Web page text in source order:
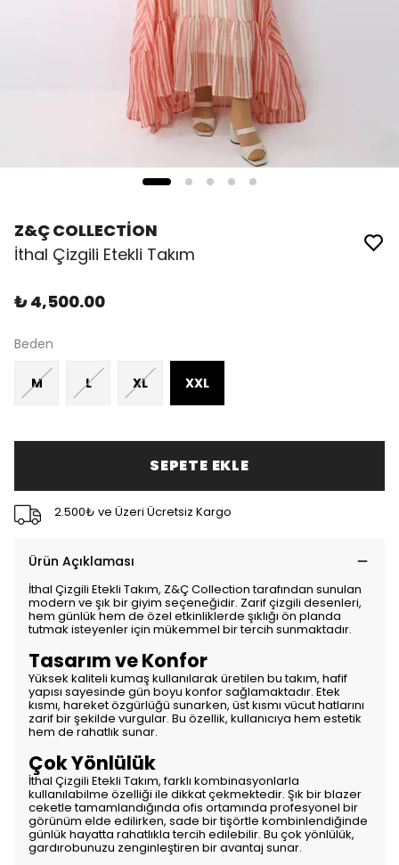
Z&Ç COLLECTİON
İthal Çizgili Etekli Takım
₺ 4,500.00
Beden
M L XL XXL
SEPETE EKLE
2.500₺ ve Üzeri Ücretsiz Kargo
Ürün Açıklaması
İthal Çizgili Etekli Takım, Z&Ç Collection tarafından sunulan
modern ve şık bir giyim seçeneğidir. Zarif çizgili desenleri,
hem günlük hem de özel etkinliklerde şıklığı ön planda
tutmak isteyenler için mükemmel bir tercih sunmaktadır.
Tasarım ve Konfor
Yüksek kaliteli kumaş kullanılarak üretilen bu takım, hafif
yapısı sayesinde gün boyu konfor sağlamaktadır. Etek
kısmı, hareket özgürlüğü sunarken, üst kısmı vücut hatlarını
zarif bir şekilde vurgular. Bu özellik, kullanıcıya hem estetik
hem de rahatlık sunar.
Çok Yönlülük
İthal Çizgili Etekli Takım, farklı kombinasyonlarla
kullanılabilme özelliği ile dikkat çekmektedir. Şık bir blazer
ceketle tamamlandığında ofis ortamında profesyonel bir
görünüm elde edilirken, sade bir tişörtle kombinlendiğinde
günlük hayatta rahatlıkla tercih edilebilir. Bu çok yönlülük,
gardırobunuzu zenginleştiren bir avantaj sunar.